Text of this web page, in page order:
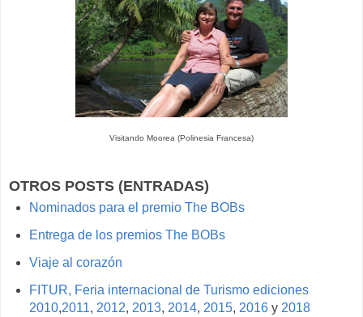
Visitando Moorea (Polinesia Francesa)
OTROS POSTS (ENTRADAS)
Nominados para el premio The BOBs
Entrega de los premios The BOBs
Viaje al corazón
FITUR, Feria internacional de Turismo ediciones
2010,2011, 2012, 2013, 2014, 2015, 2016y 2018